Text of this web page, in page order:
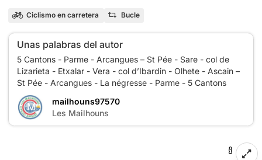
Ciclismo en carretera Bucle
Unas palabras del autor
5 Cantons - Parme - Arcangues – St Pée - Sare - col de
Lizarieta - Etxalar - Vera - col d’Ibardin - Olhete - Ascain –
M
mailhouns97570
Les Mailhouns